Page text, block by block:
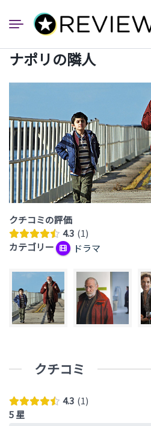
ン
ナポリの隣人
クチコミの評価
4.3 1
カテゴリー
ドラマ
クチコミ
4.3 1
5 星